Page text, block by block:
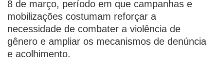
8 de março, período em que campanhas e
mobilizações costumam reforçar a
necessidade de combater a violência de
gênero e ampliar os mecanismos de denúncia
e acolhimento.